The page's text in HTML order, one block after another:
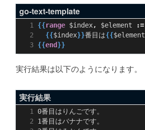
go-text-template
{{range $index, $element :=
{{$index}}番目は{{$element
{{end}}
実行結果は以下のようになります。
実行結果